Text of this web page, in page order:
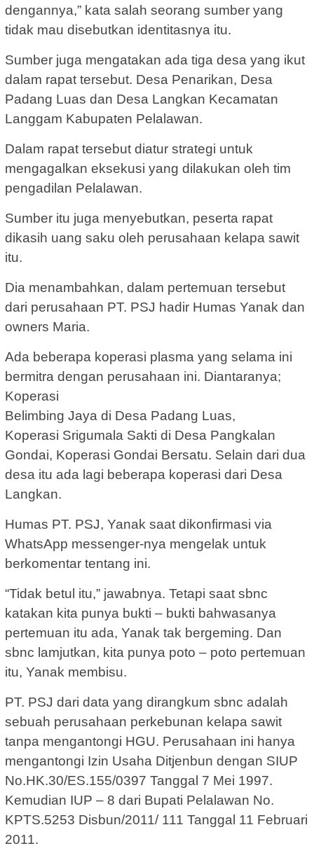
dengannya,” kata salah seorang sumber yang
tidak mau disebutkan identitasnya itu.
Sumber juga mengatakan ada tiga desa yang ikut
dalam rapat tersebut. Desa Penarikan, Desa
Padang Luas dan Desa Langkan Kecamatan
Langgam Kabupaten Pelalawan.
Dalam rapat tersebut diatur strategi untuk
mengagalkan eksekusi yang dilakukan oleh tim
pengadilan Pelalawan.
Sumber itu juga menyebutkan, peserta rapat
dikasih uang saku oleh perusahaan kelapa sawit
itu.
Dia menambahkan, dalam pertemuan tersebut
dari perusahaan PT. PSJ hadir Humas Yanak dan
owners Maria.
Ada beberapa koperasi plasma yang selama ini
bermitra dengan perusahaan ini. Diantaranya;
Koperasi
Belimbing Jaya di Desa Padang Luas,
Koperasi Srigumala Sakti di Desa Pangkalan
Gondai, Koperasi Gondai Bersatu. Selain dari dua
desa itu ada lagi beberapa koperasi dari Desa
Langkan.
Humas PT. PSJ, Yanak saat dikonfirmasi via
WhatsApp messenger-nya mengelak untuk
berkomentar tentang ini.
“Tidak betul itu,” jawabnya. Tetapi saat sbnc
katakan kita punya bukti – bukti bahwasanya
pertemuan itu ada, Yanak tak bergeming. Dan
sbnc lamjutkan, kita punya poto – poto pertemuan
itu, Yanak membisu.
PT. PSJ dari data yang dirangkum sbnc adalah
sebuah perusahaan perkebunan kelapa sawit
tanpa mengantongi HGU. Perusahaan ini hanya
mengantongi Izin Usaha Ditjenbun dengan SIUP
No.HK.30/ES.155/0397 Tanggal 7 Mei 1997.
Kemudian IUP – 8 dari Bupati Pelalawan No.
KPTS.5253 Disbun/2011/ 111 Tanggal 11 Februari
2011.